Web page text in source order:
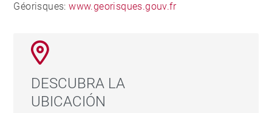
Géorisques:www.georisques.gouv.fr
DESCUBRA LA
UBICACIÓN